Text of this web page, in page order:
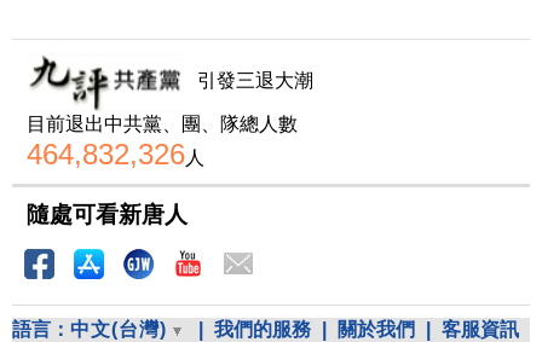
引發三退大潮
目前退出中共黨、團、隊總人數
464,832,326人
隨處可看新唐人
語言： 中文(台灣) 我們的服務 關於我們
客服資訊